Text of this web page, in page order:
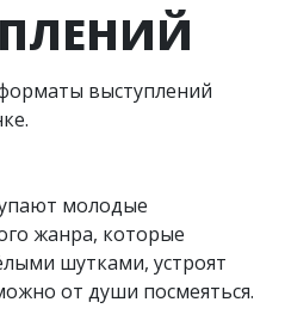
выступлений
молодые
жанра, которые
шутками, устроят
от души посмеяться.